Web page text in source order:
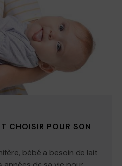
CHOISIR POUR SON
bébé a besoin de lait